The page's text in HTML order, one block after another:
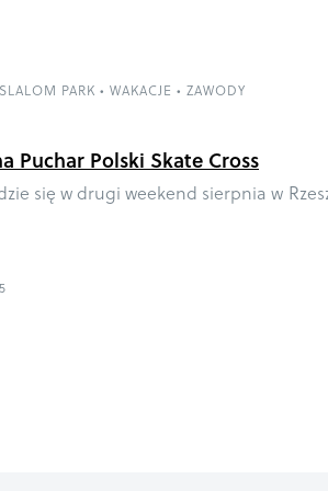
SLALOM PARK • WAKACJE • ZAWODY
Puchar Polski Skate Cross
się w drugi weekend sierpnia w